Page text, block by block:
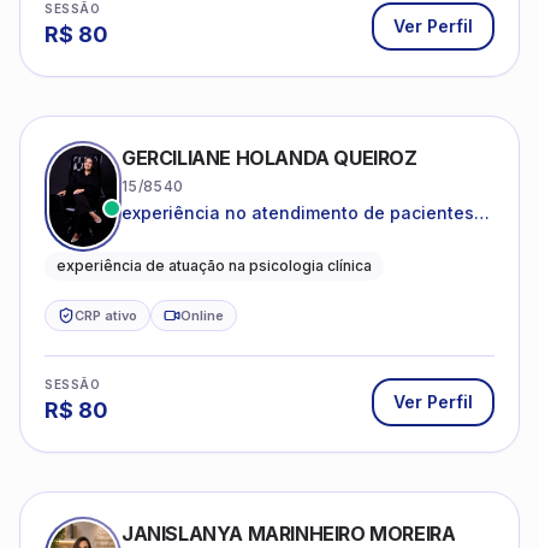
SESSÃO
R$ 80 Ver Perfil
GERCILIANE HOLANDA QUEIROZ
15/8540
experiência no atendimento de pacientes
catastróficos e comportamentos
experiência de atuação na psicologia clínica
CRP ativo Online
SESSÃO
R$ 80 Ver Perfil
JANISLANYA MARINHEIRO MOREIRA